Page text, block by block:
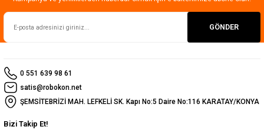
GÖNDER
0 551 639 98 61
satis@robokon.net
ŞEMSİTEBRİZİ MAH. LEFKELİ SK. Kapı No:5 Daire No:116 KARATAY/KONYA
Bizi Takip Et!